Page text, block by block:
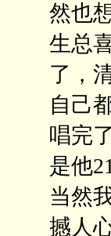
然也
生总
了，
自己
唱完
是他
当然
撼人